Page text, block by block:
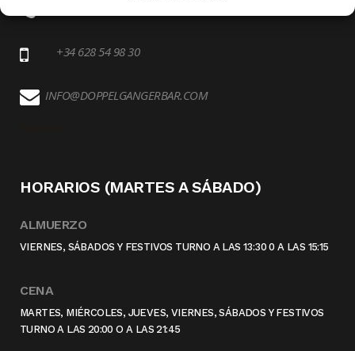
+34 628 54 98 30
INFO@DOPPELGANGERBAR.COM
HORARIOS (MARTES A SÁBADO)
ALMUERZO
VIERNES, SÁBADOS Y FESTIVOS TURNO A LAS 13:30 0 A LAS 15:15
CENA
MARTES, MIÉRCOLES, JUEVES, VIERNES, SÁBADOS Y FESTIVOS
TURNO A LAS 20:00 O A LAS 21:45